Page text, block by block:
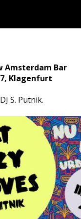
Amsterdam Bar
Klagenfurt
S. Putnik.